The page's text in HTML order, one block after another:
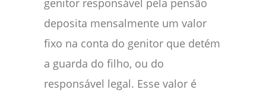
genitor responsável pela pensão
deposita mensalmente um valor
fixo na conta do genitor que detém
a guarda do filho, ou do
responsável legal. Esse valor é